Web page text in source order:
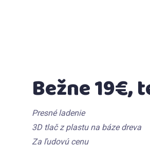
Bežne 19€,
Presné ladenie
3D tlač z plastu na báze dreva
Za ľudovú cenu